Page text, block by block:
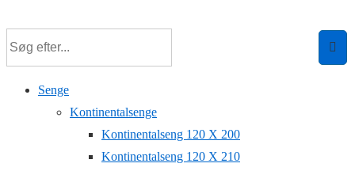
hovedindhold
Senge
Kontinentalsenge
Kontinentalseng 120 X 200
Kontinentalseng 120 X 210